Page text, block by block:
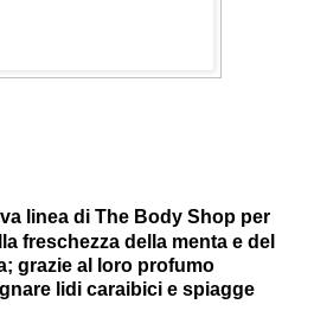
linea di The Body Shop per
freschezza della menta e del
grazie al loro profumo
lidi caraibici e spiagge